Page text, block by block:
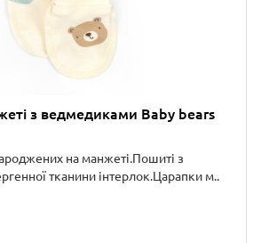
з ведмедиками Baby bears
на манжеті.Пошиті з
тканини інтерлок.Царапки м..